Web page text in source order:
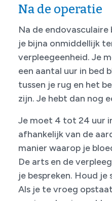
Na de operatie
Na de
je bijna onmiddellijk
verpleegeenheid. Je
een aantal uur in bed
tussen je rug en het
zijn. Je hebt dan nog
Je moet 4 tot 24 uur
afhankelijk van de
manier waarop je
De arts en de
je bespreken. Houd
Als je te vroeg